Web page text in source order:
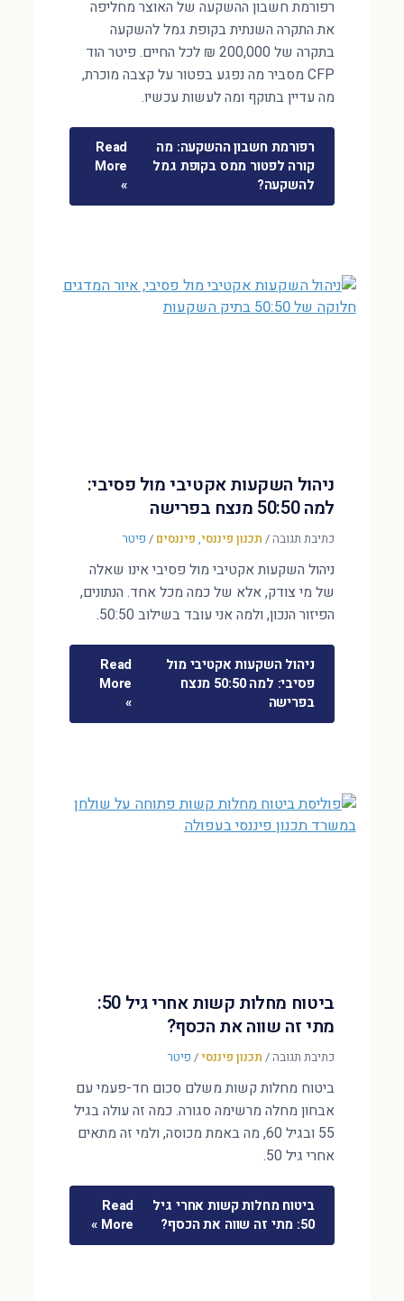
רפורמת חשבון ההשקעה של האוצר מחליפה
את התקרה השנתית בקופת גמל להשקעה
בתקרה של 200,000 ₪ לכל החיים. פיטר הוד
CFP מסביר מה נפגע בפטור על קצבה מוכרת,
מה עדיין בתוקף ומה לעשות עכשיו.
רפורמת חשבון ההשקעה: מה
קורה לפטור ממס בקופת גמל
להשקעה?
Read
More
»
ניהול השקעות אקטיבי מול פסיבי:
למה 50:50 מנצח בפרישה
כתיבת תגובה/ תכנון פיננסי, פיננסים / פיטר
ניהול השקעות אקטיבי מול פסיבי אינו שאלה
של מי צודק, אלא של כמה מכל אחד. הנתונים,
הפיזור הנכון, ולמה אני עובד בשילוב 50:50.
ניהול השקעות אקטיבי מול
פסיבי: למה 50:50 מנצח
בפרישה
Read
More
»
ביטוח מחלות קשות אחרי גיל 50:
מתי זה שווה את הכסף?
כתיבת תגובה/ תכנון פיננסי/ פיטר
ביטוח מחלות קשות משלם סכום חד-פעמי עם
אבחון מחלה מרשימה סגורה. כמה זה עולה בגיל
55 ובגיל 60, מה באמת מכוסה, ולמי זה מתאים
אחרי גיל 50.
ביטוח מחלות קשות אחרי גיל
50: מתי זה שווה את הכסף?
Read
More »